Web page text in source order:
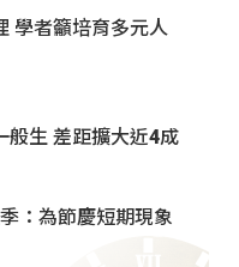
學者籲培育多元人
般生 差距擴大近4成
：為節慶短期現象